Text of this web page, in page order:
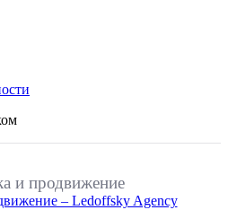
и продвижение